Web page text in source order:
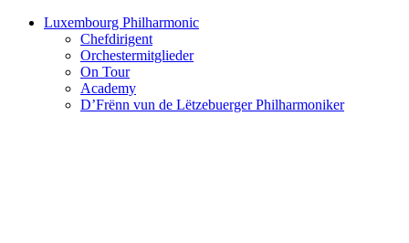
Luxembourg Philharmonic
Chefdirigent
Orchestermitglieder
On Tour
Academy
D’Frënn vun de Lëtzebuerger Philharmoniker